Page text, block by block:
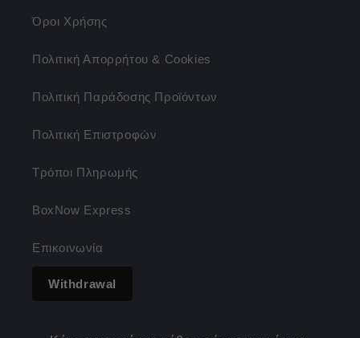
Όροι Χρήσης
Πολιτική Απορρήτου & Cookies
Πολιτική Παράδοσης Προϊόντων
Πολιτική Επιστροφών
Τρόποι Πληρωμής
BoxNow Express
Επικοινωνία
Withdrawal